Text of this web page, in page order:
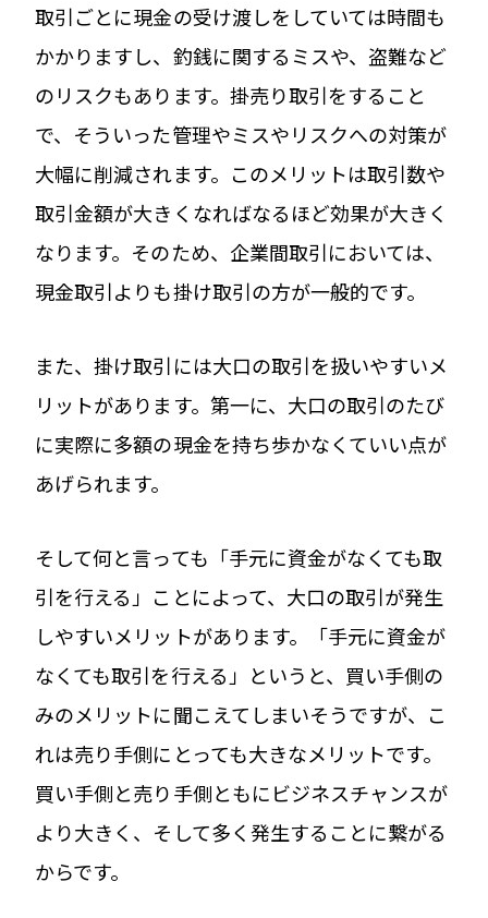
取引ごとに現金の受け渡しをしていては時間も
かかりますし、釣銭に関するミスや、盗難など
のリスクもあります。掛売り取引をすること
で、そういった管理やミスやリスクへの対策が
大幅に削減されます。このメリットは取引数や
取引金額が大きくなればなるほど効果が大きく
なります。そのため、企業間取引においては、
現金取引よりも掛け取引の方が一般的です。
また、掛け取引には大口の取引を扱いやすいメ
リットがあります。第一に、大口の取引のたび
に実際に多額の現金を持ち歩かなくていい点が
あげられます。
そして何と言っても「手元に資金がなくても取
引を行える」ことによって、大口の取引が発生
しやすいメリットがあります。「手元に資金が
なくても取引を行える」というと、買い手側の
みのメリットに聞こえてしまいそうですが、こ
れは売り手側にとっても大きなメリットです。
買い手側と売り手側ともにビジネスチャンスが
より大きく、そして多く発生することに繋がる
からです。